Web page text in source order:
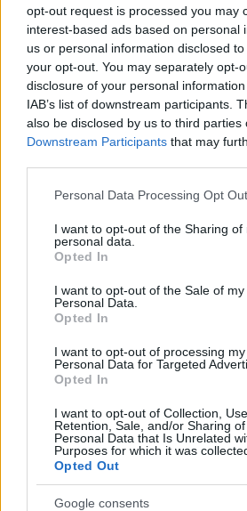
opt-out request is processed you may
interest-based ads based on personal
us or personal information disclosed
your opt-out. You may separately opt-
disclosure of your personal
IAB’s list of downstream participants.
also be disclosed by us to third parties
Downstream Participants that may
Please note that this website/app uses
not limited to your visit or usage
grant or deny consent to Google and
use your data for below specified
consent section.
Personal Data Processing Opt
I want to opt-out of the Sharing of
personal data.
Opted In
I want to opt-out of the Sale of my
Personal Data.
Opted In
I want to opt-out of processing my
Personal Data for Targeted
Opted In
I want to opt-out of Collection, Use,
Retention, Sale, and/or Sharing
Personal Data that Is Unrelated
Purposes for which it was
Opted Out
Google consents
Vuoi rimuovere le
Puoi abbonarti asoli € 1,10
cliccando
Sei già abbonato?
Puoi effettuare l'accesso
sezioneLogin